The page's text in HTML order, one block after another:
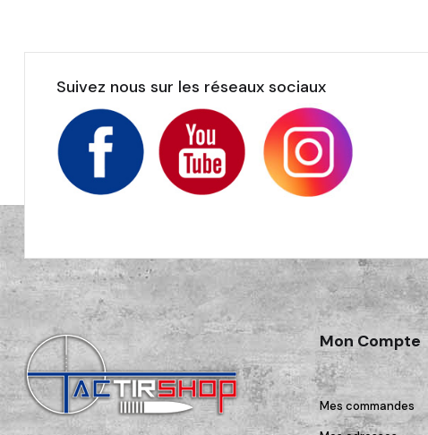
Suivez nous sur les réseaux sociaux
Mon Compte
Mes commandes